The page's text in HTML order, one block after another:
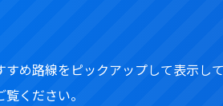
め路線をピックアップして表示して
ください。